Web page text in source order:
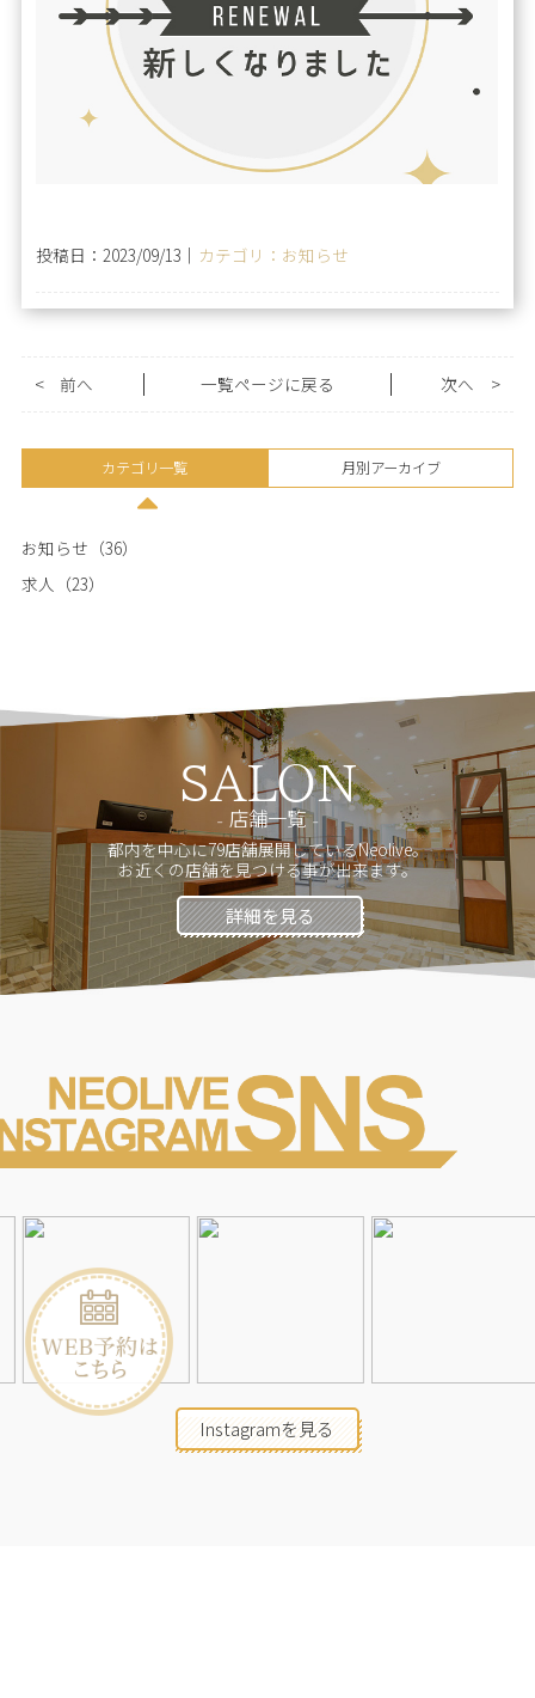
投稿日：2023/09/13｜ カテゴリ：お知らせ
< 前へ 一覧ページに戻る >
次へ
カテゴリ一覧 月別アーカイブ
お知らせ（36）
求人（23）
SALON
店舗一覧
都内を中心に79店舗展開しているNeolive。
お近くの店舗を見つける事が出来ます。
詳細を見る
Instagramを見る